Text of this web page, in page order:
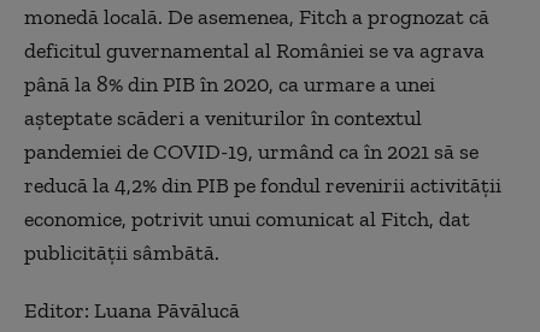
monedă locală. De asemenea, Fitch a prognozat că
deficitul guvernamental al României se va agrava
până la 8% din PIB în 2020, ca urmare a unei
aşteptate scăderi a veniturilor în contextul
pandemiei de COVID-19, urmând ca în 2021 să se
reducă la 4,2% din PIB pe fondul revenirii activităţii
economice, potrivit unui comunicat al Fitch, dat
publicităţii sâmbătă.
Editor: Luana Păvălucă